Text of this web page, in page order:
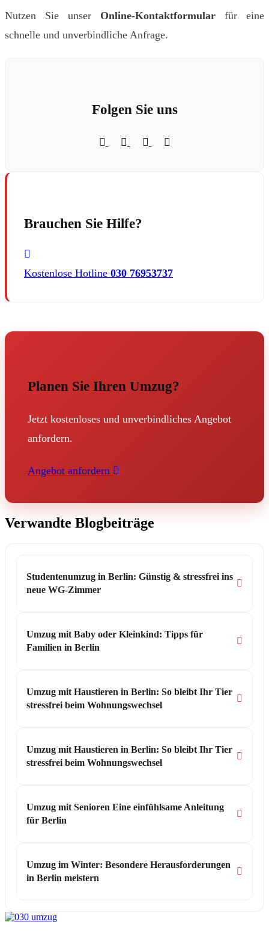
Nutzen Sie unser Online-Kontaktformular für eine
schnelle und unverbindliche Anfrage.
Folgen Sie uns
Brauchen Sie Hilfe?
Kostenlose Hotline 030 76953737
Planen Sie Ihren Umzug?
Jetzt kostenloses und unverbindliches Angebot
anfordern.
Angebot anfordern
Verwandte Blogbeiträge
Studentenumzug in Berlin: Günstig & stressfrei ins
neue WG-Zimmer
Umzug mit Baby oder Kleinkind: Tipps für
Familien in Berlin
Umzug mit Haustieren in Berlin: So bleibt Ihr Tier
stressfrei beim Wohnungswechsel
Umzug mit Haustieren in Berlin: So bleibt Ihr Tier
stressfrei beim Wohnungswechsel
Umzug mit Senioren Eine einfühlsame Anleitung
für Berlin
Umzug im Winter: Besondere Herausforderungen
in Berlin meistern